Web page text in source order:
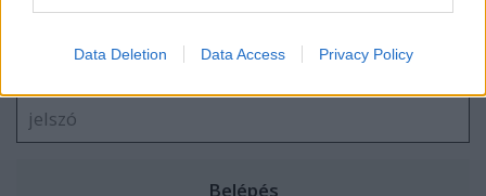
Data Deletion Data Access Privacy Policy